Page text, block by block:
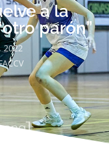
a la
parón”
2022